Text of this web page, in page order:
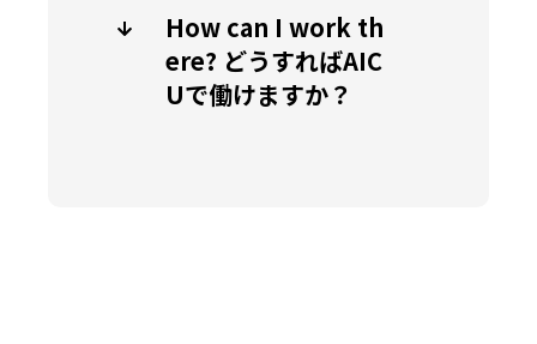
How can I work th
ere? どうすればAIC
Uで働けますか？